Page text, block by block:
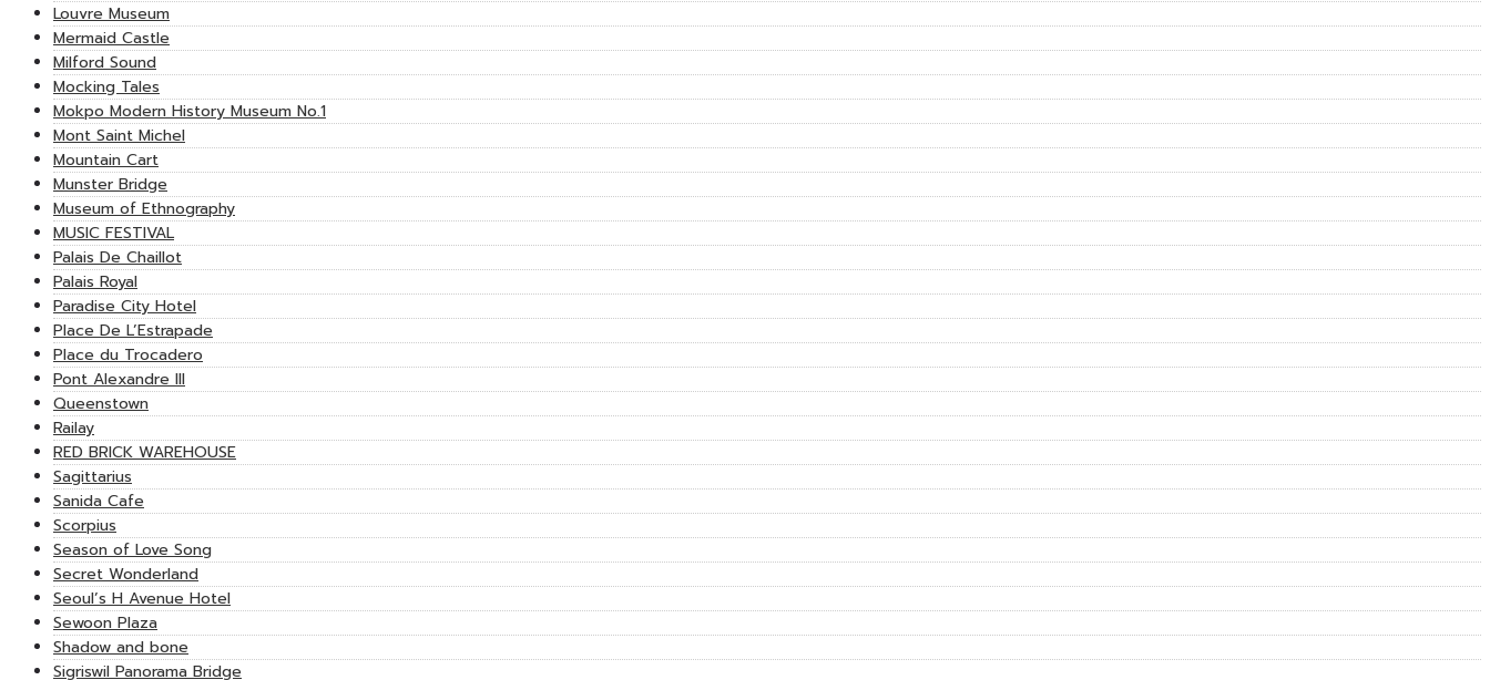
Louvre Museum
Mermaid Castle
Milford Sound
Mocking Tales
Mokpo Modern History Museum No.1
Mont Saint Michel
Mountain Cart
Munster Bridge
Museum of Ethnography
MUSIC FESTIVAL
Palais De Chaillot
Palais Royal
Paradise City Hotel
Place De L’Estrapade
Place du Trocadero
Pont Alexandre III
Queenstown
Railay
RED BRICK WAREHOUSE
Sagittarius
Sanida Cafe
Scorpius
Season of Love Song
Secret Wonderland
Seoul’s H Avenue Hotel
Sewoon Plaza
Shadow and bone
Sigriswil Panorama Bridge